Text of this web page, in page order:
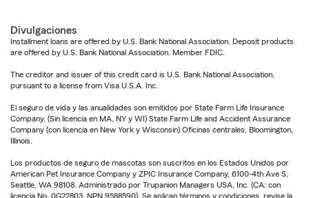
Divulgaciones
Installment loans are offered by U.S. Bank National Association. Deposit products
are offered by U.S. Bank National Association. Member FDIC.
The creditor and issuer of this credit card is U.S. Bank National Association,
pursuant to a license from Visa U.S.A. Inc.
El seguro de vida y las anualidades son emitidos por State Farm Life Insurance
Company. (Sin licencia en MA, NY y WI) State Farm Life and Accident Assurance
Company (con licencia en New York y Wisconsin) Oficinas centrales, Bloomington,
Illinois.
Los productos de seguro de mascotas son suscritos en los Estados Unidos por
American Pet Insurance Company y ZPIC Insurance Company, 6100-4th Ave S,
Seattle, WA 98108. Administrado por Trupanion Managers USA, Inc. (CA: con
licencia No. 0G22803, NPN 9588590). Se aplican términos y condiciones, revise la